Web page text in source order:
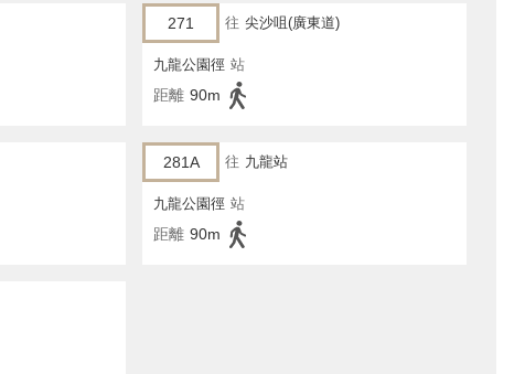
271 往 尖沙咀(廣東道)
九龍公園徑 站
距離 90m
281A 往 九龍站
九龍公園徑 站
距離 90m